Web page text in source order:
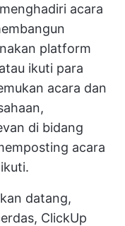
acara
platform
ikuti para
acara dan
di bidang
acara
datang,
ClickUp